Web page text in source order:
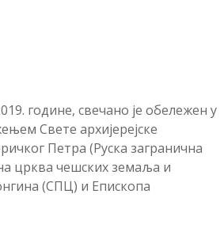
године, свечано је обележен у
Свете архијерејске
Петра (Руска загранична
црква чешских земаља и
(СПЦ) и Епископа